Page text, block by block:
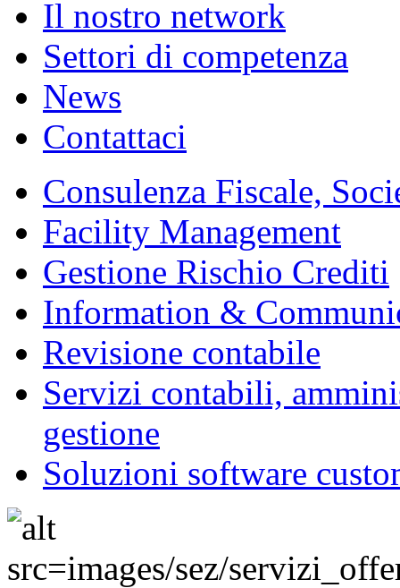
Il nostro network
Settori di competenza
News
Contattaci
Consulenza Fiscale,
Facility Management
Gestione Rischio Crediti
Information &
Revisione contabile
Servizi contabili,
gestione
Soluzioni software